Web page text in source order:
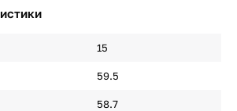
15
59.5
58.7